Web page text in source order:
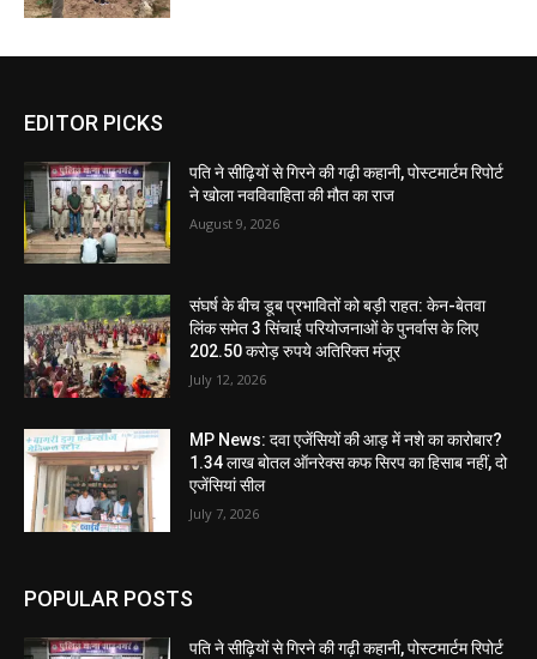
EDITOR PICKS
पति ने सीढ़ियों से गिरने की गढ़ी कहानी, पोस्टमार्टम रिपोर्ट
ने खोला नवविवाहिता की मौत का राज
August 9, 2026
संघर्ष के बीच डूब प्रभावितों को बड़ी राहत: केन-बेतवा
लिंक समेत 3 सिंचाई परियोजनाओं के पुनर्वास के लिए
202.50 करोड़ रुपये अतिरिक्त मंजूर
July 12, 2026
MP News: दवा एजेंसियों की आड़ में नशे का कारोबार?
1.34 लाख बोतल ऑनरेक्स कफ सिरप का हिसाब नहीं, दो
एजेंसियां सील
July 7, 2026
POPULAR POSTS
पति ने सीढ़ियों से गिरने की गढ़ी कहानी, पोस्टमार्टम रिपोर्ट